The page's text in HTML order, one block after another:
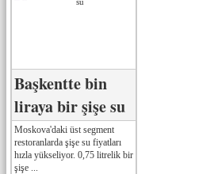
Başkentte bin
liraya bir şişe su
Moskova'daki üst segment
restoranlarda şişe su fiyatları
hızla yükseliyor. 0,75 litrelik bir
şişe ...